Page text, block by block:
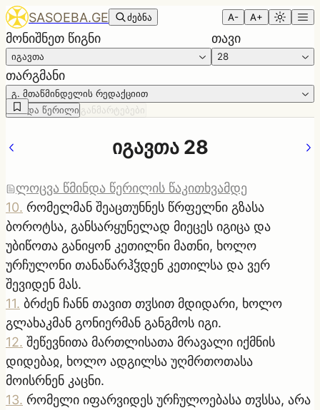
SASOEBA.GE ძებნა A- A+
მონიშნეთ წიგნი
იგავთა
თავი
28
თარგმანი
გ. მთაწმინდელის რედაქციით
წმინდა წერილი განმარტებები
იგავთა 28
ლოცვა წმინდა წერილის წაკითხვამდე
10. რომელმან შეაცთუნნეს წრფელნი გზასა
ბოროტსა, განსარყუნელად მიეცეს იგიცა და
უბიწოთა განიყონ კეთილნი მათნი, ხოლო
ურჩულონი თანაწარჰჴდენ კეთილსა და ვერ
შევიდენ მას.
11. ბრძენ ჩანნ თავით თჳსით მდიდარი, ხოლო
გლახაკმან გონიერმან განგმოს იგი.
12. შეწევნითა მართლისათა მრავალი იქმნის
დიდებაჲ, ხოლო ადგილსა უღმრთოთასა
მოისრნენ კაცნი.
13. რომელი იფარვიდეს ურჩულოებასა თჳსსა, არა